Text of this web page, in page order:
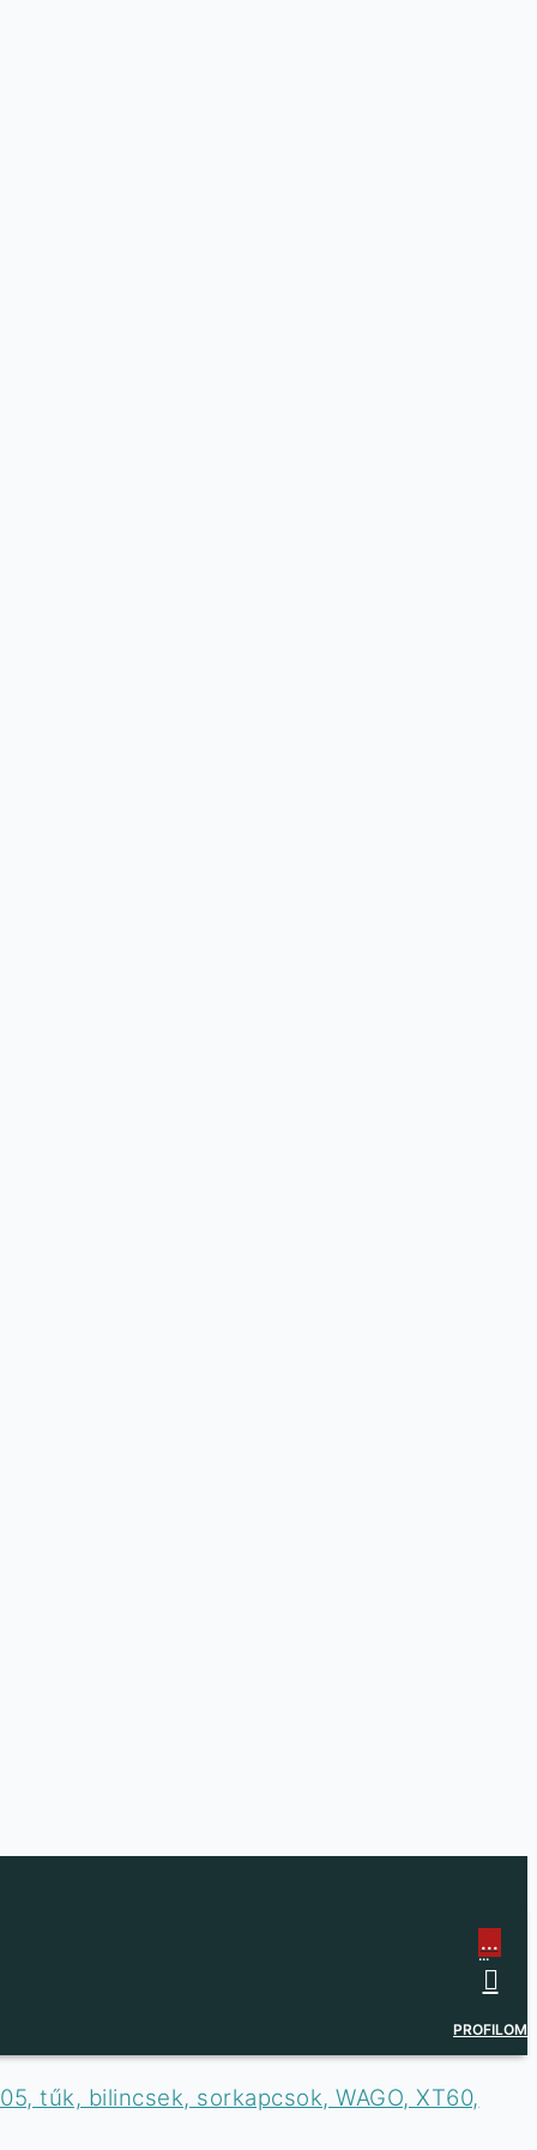
...
...
PROFILOM
tűk, bilincsek, sorkapcsok, WAGO, XT60,